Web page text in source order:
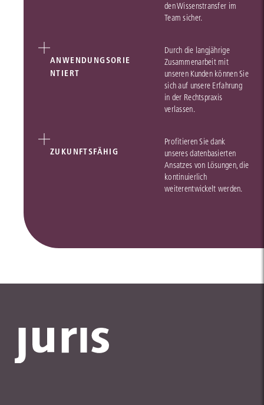
den Wissenstransfer im
Team sicher.
ANWENDUNGSORIE
NTIERT
Durch die langjährige
Zusammenarbeit mit
unseren Kunden können Sie
sich auf unsere Erfahrung
in der Rechtspraxis
verlassen.
ZUKUNFTSFÄHIG
Profitieren Sie dank
unseres datenbasierten
Ansatzes von Lösungen, die
kontinuierlich
weiterentwickelt werden.